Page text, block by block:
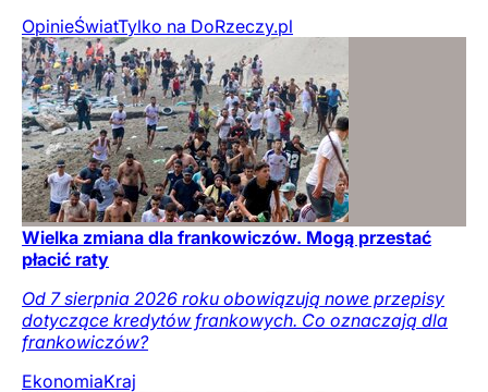
OpinieŚwiatTylko na DoRzeczy.pl
Wielka zmiana dla frankowiczów. Mogą przestać
płacić raty
Od 7 sierpnia 2026 roku obowiązują nowe przepisy
dotyczące kredytów frankowych. Co oznaczają dla
frankowiczów?
EkonomiaKraj